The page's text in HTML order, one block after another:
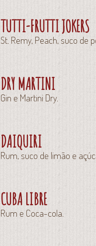
TUTTI-FRUTTI JOKERS
St. Remy, Peach, suco de
DRY MARTINI
Gin e Martini Dry.
DAIQUIRI
Rum, suco de limão e
CUBA LIBRE
Rum e Coca-cola.